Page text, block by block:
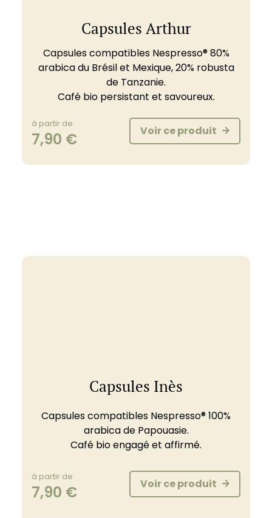
Capsules Arthur
Capsules compatibles Nespresso® 80%
arabica du Brésil et Mexique, 20% robusta
de Tanzanie.
Café bio persistant et savoureux.
à partir de
7,90 € Voir ce produit
Capsules Inès
Capsules compatibles Nespresso® 100%
arabica de Papouasie.
Café bio engagé et affirmé.
à partir de
7,90 € Voir ce produit